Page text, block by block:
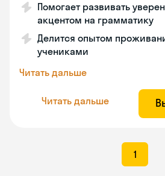
Помогает развивать
акцентом на грамматику
Делится опытом
учениками
Читать дальше
Читать дальше
1